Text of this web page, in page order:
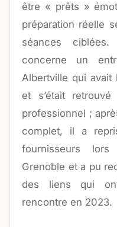
être « prêts »
préparation réelle
séances
concerne un
Albertville qui avait
et s’était
professionnel ;
complet, il a
fournisseurs
Grenoble et a pu
des liens qui
rencontre en 2023.